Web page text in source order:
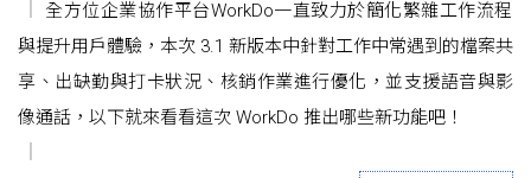
全方位企業協作平台WorkDo一直致力於簡化繁雜工作流程
與提升用戶體驗，本次 3.1 新版本中針對工作中常遇到的檔案共
享、出缺勤與打卡狀況、核銷作業進行優化，並支援語音與影
像通話，以下就來看看這次 WorkDo 推出哪些新功能吧！